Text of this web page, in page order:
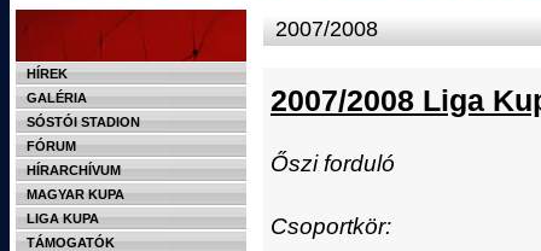
HÍREK
GALÉRIA
SÓSTÓI STADION
FÓRUM
HÍRARCHÍVUM
MAGYAR KUPA
LIGA KUPA
TÁMOGATÓK
2007/2008
2007/2008 Liga
Őszi forduló
Csoportkör: